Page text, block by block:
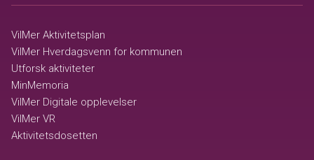
VilMer Aktivitetsplan
VilMer Hverdagsvenn for kommunen
Utforsk aktiviteter
MinMemoria
VilMer Digitale opplevelser
VilMer VR
Aktivitetsdosetten